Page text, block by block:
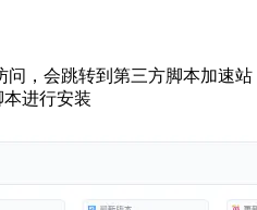
问，会跳转到第三方脚本加速站
进行安装